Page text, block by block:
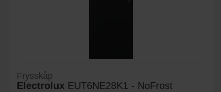
Frysskåp
Electrolux EUT6NE28K1 - NoFrost